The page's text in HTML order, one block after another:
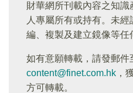
財華網所刊載內容之知識
人專屬所有或持有。未
編、複製及建立鏡像等任
如有意願轉載，請發郵件
content@finet.com.hk ，
方可轉載。